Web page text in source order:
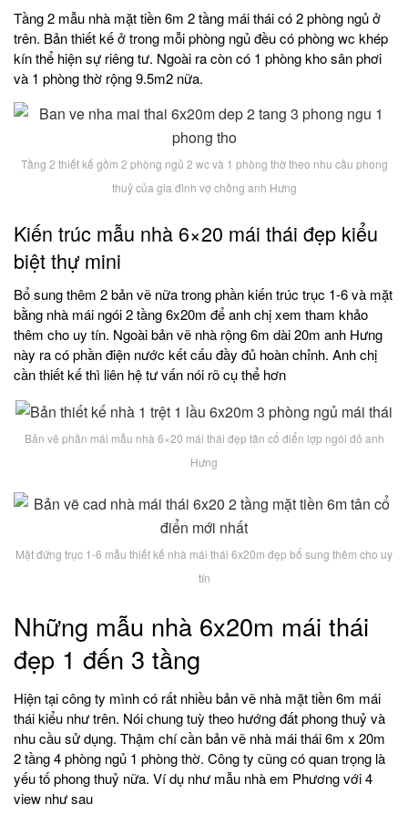
Tầng 2 mẫu nhà mặt tiền 6m 2 tầng mái thái có 2 phòng ngủ ở
trên. Bản thiết kế ở trong mỗi phòng ngủ đều có phòng wc khép
kín thể hiện sự riêng tư. Ngoài ra còn có 1 phòng kho sân phơi
và 1 phòng thờ rộng 9.5m2 nữa.
Tầng 2 thiết kế gồm 2 phòng ngủ 2 wc và 1 phòng thờ theo nhu cầu phong
thuỷ của gia đình vợ chồng anh Hưng
Kiến trúc mẫu nhà 6×20 mái thái đẹp kiểu
biệt thự mini
Bổ sung thêm 2 bản vẽ nữa trong phần kiến trúc trục 1-6 và mặt
bằng nhà mái ngói 2 tầng 6x20m để anh chị xem tham khảo
thêm cho uy tín. Ngoài bản vẽ nhà rộng 6m dài 20m anh Hưng
này ra có phần điện nước kết cấu đầy đủ hoàn chỉnh. Anh chị
cần thiết kế thì liên hệ tư vấn nói rõ cụ thể hơn
Bản vẽ phần mái mẫu nhà 6×20 mái thái đẹp tân cổ điển lợp ngói đỏ anh
Hưng
Mặt đứng trục 1-6 mẫu thiết kế nhà mái thái 6x20m đẹp bổ sung thêm cho uy
tín
Những mẫu nhà 6x20m mái thái
đẹp 1 đến 3 tầng
Hiện tại công ty mình có rất nhiều bản vẽ nhà mặt tiền 6m mái
thái kiểu như trên. Nói chung tuỳ theo hướng đất phong thuỷ và
nhu cầu sử dụng. Thậm chí cần bản vẽ nhà mái thái 6m x 20m
2 tầng 4 phòng ngủ 1 phòng thờ. Công ty cũng có quan trọng là
yếu tố phong thuỷ nữa. Ví dụ như mẫu nhà em Phương với 4
view như sau